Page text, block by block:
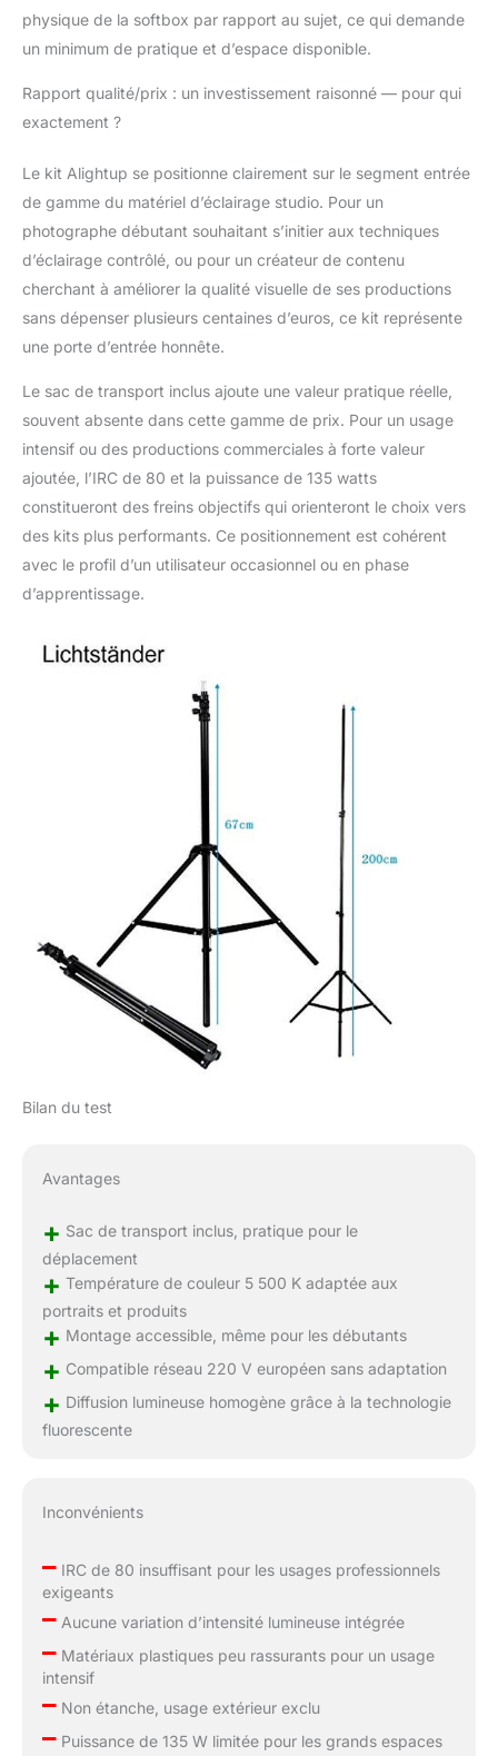
physique de la softbox par rapport au sujet, ce qui demande
un minimum de pratique et d’espace disponible.
Rapport qualité/prix : un investissement raisonné — pour qui
exactement ?
Le kit Alightup se positionne clairement sur le segment entrée
de gamme du matériel d’éclairage studio. Pour un
photographe débutant souhaitant s’initier aux techniques
d’éclairage contrôlé, ou pour un créateur de contenu
cherchant à améliorer la qualité visuelle de ses productions
sans dépenser plusieurs centaines d’euros, ce kit représente
une porte d’entrée honnête.
Le sac de transport inclus ajoute une valeur pratique réelle,
souvent absente dans cette gamme de prix. Pour un usage
intensif ou des productions commerciales à forte valeur
ajoutée, l’IRC de 80 et la puissance de 135 watts
constitueront des freins objectifs qui orienteront le choix vers
des kits plus performants. Ce positionnement est cohérent
avec le profil d’un utilisateur occasionnel ou en phase
d’apprentissage.
Bilan du test
Avantages
+ Sac de transport inclus, pratique pour le
déplacement
+ Température de couleur 5 500 K adaptée aux
portraits et produits
+ Montage accessible, même pour les débutants
+ Compatible réseau 220 V européen sans adaptation
+ Diffusion lumineuse homogène grâce à la technologie
fluorescente
Inconvénients
–IRC de 80 insuffisant pour les usages professionnels
exigeants
–Aucune variation d’intensité lumineuse intégrée
–Matériaux plastiques peu rassurants pour un usage
intensif
–Non étanche, usage extérieur exclu
–Puissance de 135 W limitée pour les grands espaces